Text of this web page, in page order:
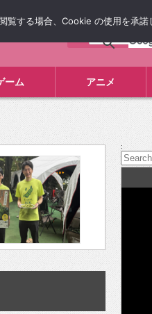
ーム アニメ
:
する場合、Cookie の使用を承諾